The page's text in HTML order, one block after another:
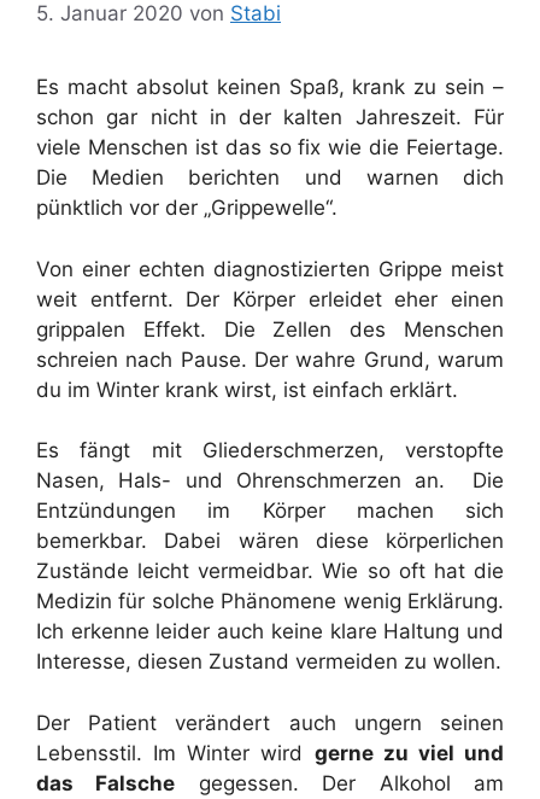
5. Januar 2020 von Stabi
Es macht absolut keinen Spaß, krank zu sein –
schon gar nicht in der kalten Jahreszeit. Für
viele Menschen ist das so fix wie die Feiertage.
Die Medien berichten und warnen dich
pünktlich vor der „Grippewelle“.
Von einer echten diagnostizierten Grippe meist
weit entfernt. Der Körper erleidet eher einen
grippalen Effekt. Die Zellen des Menschen
schreien nach Pause. Der wahre Grund, warum
du im Winter krank wirst, ist einfach erklärt.
Es fängt mit Gliederschmerzen, verstopfte
Nasen, Hals- und Ohrenschmerzen an. Die
Entzündungen im Körper machen sich
bemerkbar. Dabei wären diese körperlichen
Zustände leicht vermeidbar. Wie so oft hat die
Medizin für solche Phänomene wenig Erklärung.
Ich erkenne leider auch keine klare Haltung und
Interesse, diesen Zustand vermeiden zu wollen.
Der Patient verändert auch ungern seinen
Lebensstil. Im Winter wird gerne zu viel und
das Falsche gegessen. Der Alkohol am